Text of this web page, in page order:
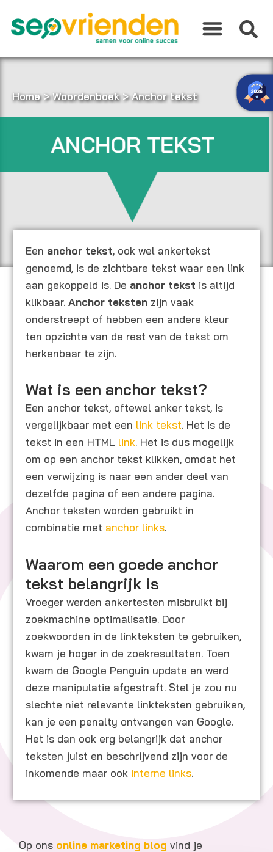
naar
inhoud
Home>Woordenboek>Anchor tekst
ANCHOR TEKST
Op ons online marketing blog vind je
Een anchor tekst, ook wel ankertekst
genoemd, is de zichtbare tekst waar een link
aan gekoppeld is. De anchor tekst is altijd
klikbaar.Anchor teksten zijn vaak
onderstreept of hebben een andere kleur
ten opzichte van de rest van de tekst om
herkenbaar te zijn.
Wat is een anchor tekst?
Een anchor tekst, oftewel anker tekst, is
vergelijkbaar met een link tekst. Het is de
tekst in een HTML link. Het is dus mogelijk
om op een anchor tekst klikken, omdat het
een verwijzing is naar een ander deel van
dezelfde pagina of een andere pagina.
Anchor teksten worden gebruikt in
combinatie met anchor links.
Waarom een goede anchor
tekst belangrijk is
Vroeger werden ankertesten misbruikt bij
zoekmachine optimalisatie. Door
zoekwoorden in de linkteksten te gebruiken,
kwam je hoger in de zoekresultaten. Toen
kwam de Google Penguin update en werd
deze manipulatie afgestraft. Stel je zou nu
slechte niet relevante linkteksten gebruiken,
kan je een penalty ontvangen van Google.
Het is dan ook erg belangrijk dat anchor
teksten juist en beschrijvend zijn voor de
inkomende maar ook interne links.